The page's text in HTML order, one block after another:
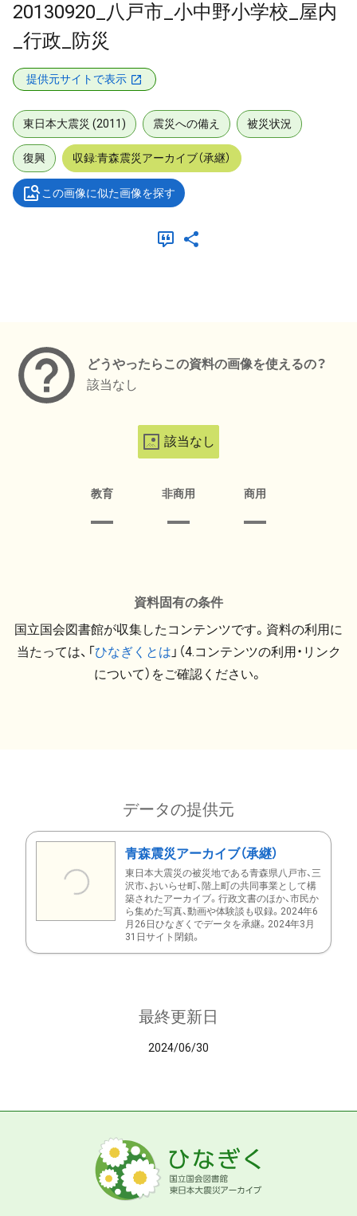
20130920_八戸市_小中野小学校_屋内
_行政_防災
提供元サイトで表示
東日本大震災 (2011) 震災への備え 被災状況
復興 収録:青森震災アーカイブ（承継）
この画像に似た画像を探す
どうやったらこの資料の画像を使えるの？
該当なし
該当なし
教育 非商用 商用
資料固有の条件
国立国会図書館が収集したコンテンツです。資料の利用に
当たっては、「ひなぎくとは 」（4.コンテンツの利用・リンク
について）をご確認ください。
データの提供元
青森震災アーカイブ（承継）
東日本大震災の被災地である青森県八戸市、三
沢市、おいらせ町、階上町の共同事業として構
築されたアーカイブ。行政文書のほか、市民か
ら集めた写真、動画や体験談も収録。2024年6
月26日ひなぎくでデータを承継。2024年3月
31日サイト閉鎖。
最終更新日
2024/06/30